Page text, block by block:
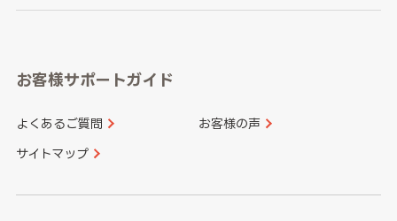
愛知県
和歌山県
山口県
香川県 愛媛県
長崎県
大分県 宮崎県
お客様サポートガイド
よくあるご質問 お客様の声
サイトマップ